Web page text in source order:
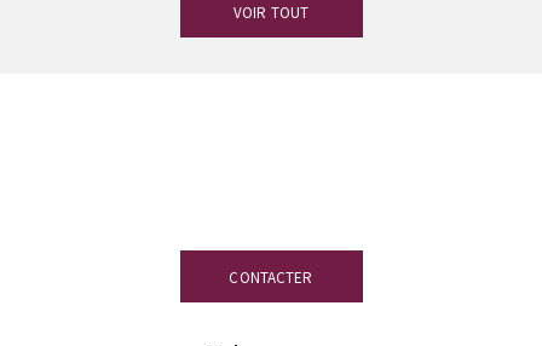
VOIR TOUT
CONTACTER